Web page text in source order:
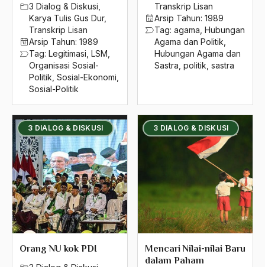
3 Dialog & Diskusi
Karya Tulis Gus Dur,
Transkrip Lisan
Arsip Tahun: 1989
Tag: Legitimasi LSM
Organisasi Sosial-
Politik Sosial-Ekonomi
Sosial-Politik
Transkrip Lisan
Arsip Tahun: 1989
Tag: agama Hubungan
Agama dan Politik
Hubungan Agama dan
Sastra politik sastra
3 DIALOG & DISKUSI
Orang NU kok PDI
3 DIALOG & DISKUSI
Mencari Nilai-nilai Baru
dalam Paham